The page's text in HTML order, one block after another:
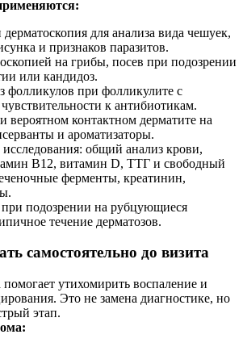
для анализа вида чешуек,
и признаков паразитов.
на грибы, посев при подозрении
или кандидоз.
фолликулов при фолликулите с
к антибиотикам.
вероятном контактном дерматите на
и ароматизаторы.
общий анализ крови,
B12, витамин D, ТТГ и свободный
ферменты, креатинин,
подозрении на рубцующиеся
течение дерматозов.
самостоятельно до визита
утихомирить воспаление и
Это не замена диагностике, но
этап.